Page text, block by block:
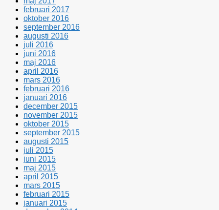
februari 2017
oktober 2016
september 2016
augusti 2016
juli 2016
juni 2016
maj 2016
april 2016
mars 2016
februari 2016
januari 2016
december 2015
november 2015
oktober 2015
september 2015
augusti 2015
juli 2015
juni 2015
maj 2015
april 2015
mars 2015
februari 2015
januari 2015